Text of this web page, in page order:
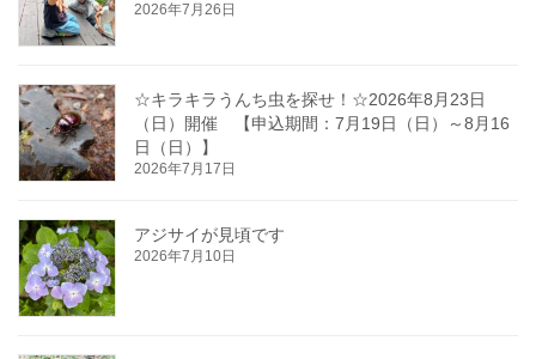
2026年7月26日
☆キラキラうんち虫を探せ！☆2026年8月23日
（日）開催 【申込期間：7月19日（日）～8月16
日（日）】
2026年7月17日
アジサイが見頃です
2026年7月10日